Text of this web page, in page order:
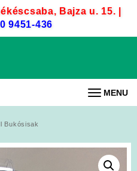
Bajza u. 15. |
9451-436
MENU
Bukósisak